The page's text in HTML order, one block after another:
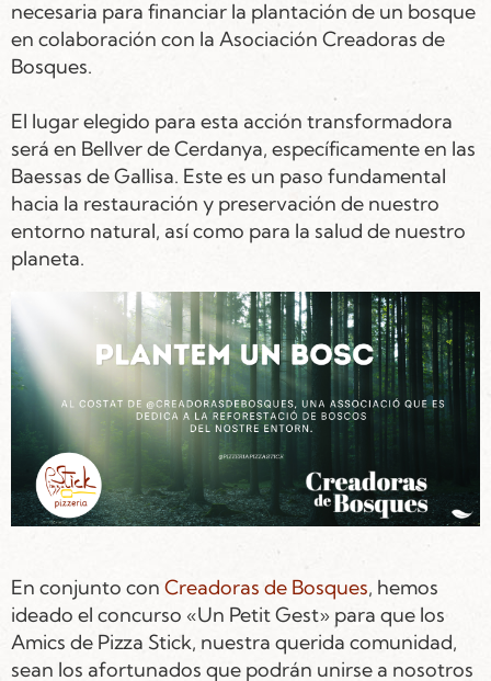
necesaria para financiar la plantación de un bosque
en colaboración con la Asociación Creadoras de
Bosques.
El lugar elegido para esta acción transformadora
será en Bellver de Cerdanya, específicamente en las
Baessas de Gallisa. Este es un paso fundamental
hacia la restauración y preservación de nuestro
entorno natural, así como para la salud de nuestro
planeta.
En conjunto con Creadoras de Bosques, hemos
ideado el concurso «Un Petit Gest» para que los
Amics de Pizza Stick, nuestra querida comunidad,
sean los afortunados que podrán unirse a nosotros